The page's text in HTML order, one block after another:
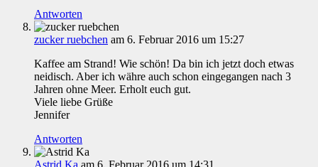
Antworten
zucker ruebchen am 6. Februar 2016 um 15:27
Kaffee am Strand! Wie schön! Da bin ich jetzt doch etwas
neidisch. Aber ich währe auch schon eingegangen nach 3
Jahren ohne Meer. Erholt euch gut.
Viele liebe Grüße
Jennifer
Antworten
Astrid Ka am 6. Februar 2016 um 14:31